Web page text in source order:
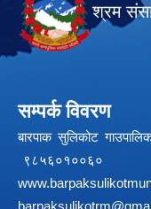
श्रम
सम्पर्क विवरण
बारपाक सुलिकोट